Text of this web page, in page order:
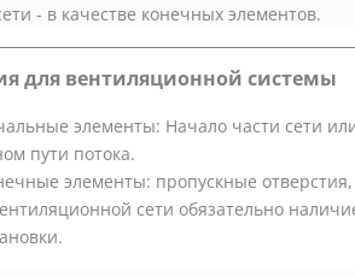
- в качестве конечных элементов.
для вентиляционной системы
элементы: Начало части сети
пути потока.
элементы: пропускные
сети обязательно